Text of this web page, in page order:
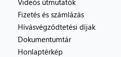
Videós útmutatók
Fizetés és számlázás
Hívásvégződtetési díjak
Dokumentumtár
Honlaptérkép